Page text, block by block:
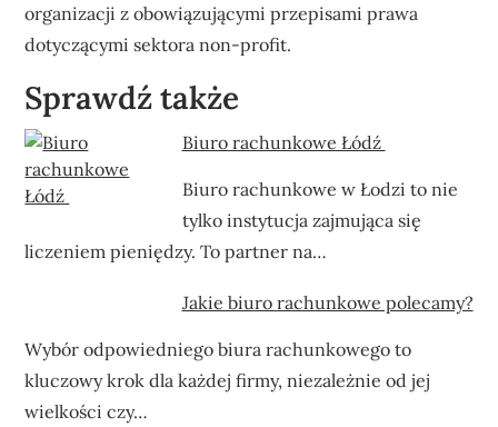
organizacji z obowiązującymi przepisami prawa
dotyczącymi sektora non-profit.
Sprawdź także
Biuro rachunkowe Łódź
Biuro rachunkowe w Łodzi to nie
tylko instytucja zajmująca się
liczeniem pieniędzy. To partner na…
Jakie biuro rachunkowe polecamy?
Wybór odpowiedniego biura rachunkowego to
kluczowy krok dla każdej firmy, niezależnie od jej
wielkości czy…